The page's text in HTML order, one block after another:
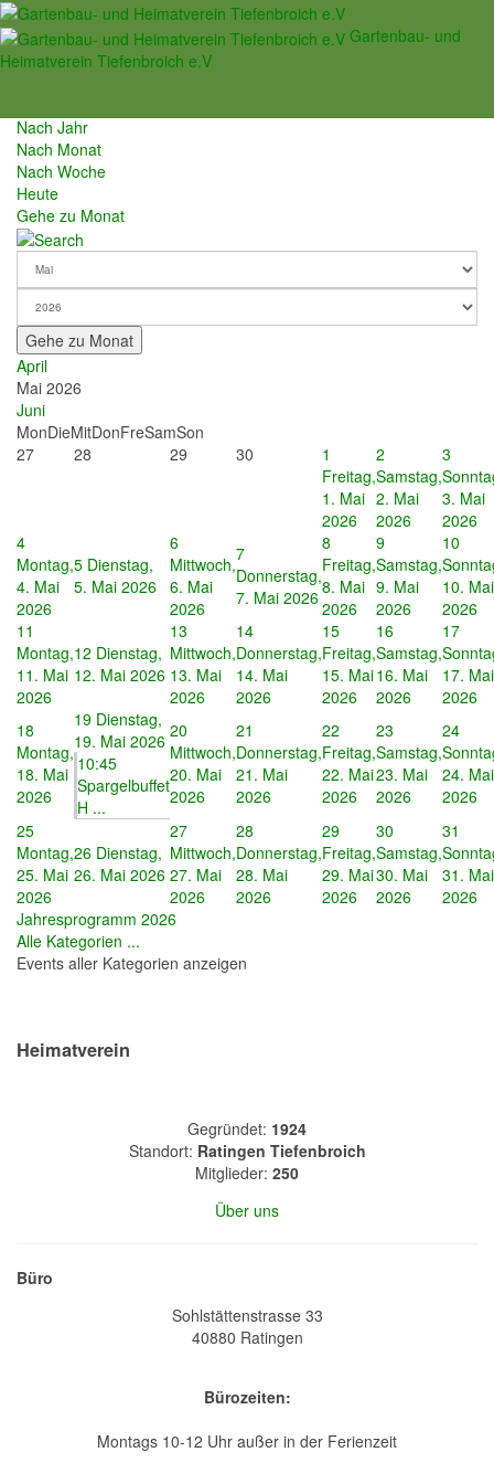
Gartenbau- und
Heimatverein Tiefenbroich e.V
Veranstaltungen
Nach Jahr
Nach Monat
Nach Woche
Heute
Gehe zu Monat
Gehe zu Monat
April
Mai 2026
Juni
MonDieMitDonFreSamSon
27
28 29 30
1
Freitag,
1. Mai
2026
2
Samstag,
2. Mai
2026
3
3. Mai
2026
4
Montag,
4. Mai
2026
5 Dienstag,
5. Mai 2026
6
Mittwoch,
6. Mai
2026
7
Donnerstag,
7. Mai 2026
8
Freitag,
8. Mai
2026
9
Samstag,
9. Mai
2026
10
10. Mai
2026
11
Montag,
11. Mai
2026
12 Dienstag,
12. Mai 2026
13
Mittwoch,
13. Mai
2026
14
Donnerstag,
14. Mai
2026
15
Freitag,
15. Mai
2026
16
Samstag,
16. Mai
2026
17
17. Mai
2026
18
Montag,
18. Mai
2026
19 Dienstag,
19. Mai 2026
10:45
Spargelbuffet
H ...
20
Mittwoch,
20. Mai
2026
21
Donnerstag,
21. Mai
2026
22
Freitag,
22. Mai
2026
23
Samstag,
23. Mai
2026
24
24. Mai
2026
25
Montag,
25. Mai
2026
26 Dienstag,
26. Mai 2026
27
Mittwoch,
27. Mai
2026
28
Donnerstag,
28. Mai
2026
29
Freitag,
29. Mai
2026
30
Samstag,
30. Mai
2026
31
31. Mai
2026
Jahresprogramm 2026
Alle Kategorien ...
Events aller Kategorien anzeigen
Heimatverein
Gegründet: 1924
Standort: Ratingen Tiefenbroich
Mitglieder: 250
Über uns
Büro
Sohlstättenstrasse 33
40880 Ratingen
Bürozeiten:
Montags 10-12 Uhr außer in der Ferienzeit